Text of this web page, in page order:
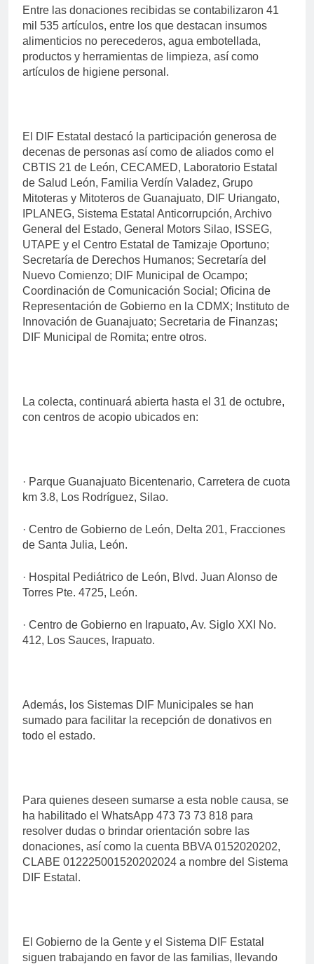
Entre las donaciones recibidas se contabilizaron 41
mil 535 artículos, entre los que destacan insumos
alimenticios no perecederos, agua embotellada,
productos y herramientas de limpieza, así como
artículos de higiene personal.
El DIF Estatal destacó la participación generosa de
decenas de personas así como de aliados como el
CBTIS 21 de León, CECAMED, Laboratorio Estatal
de Salud León, Familia Verdín Valadez, Grupo
Mitoteras y Mitoteros de Guanajuato, DIF Uriangato,
IPLANEG, Sistema Estatal Anticorrupción, Archivo
General del Estado, General Motors Silao, ISSEG,
UTAPE y el Centro Estatal de Tamizaje Oportuno;
Secretaría de Derechos Humanos; Secretaría del
Nuevo Comienzo; DIF Municipal de Ocampo;
Coordinación de Comunicación Social; Oficina de
Representación de Gobierno en la CDMX; Instituto de
Innovación de Guanajuato; Secretaria de Finanzas;
DIF Municipal de Romita; entre otros.
La colecta, continuará abierta hasta el 31 de octubre,
con centros de acopio ubicados en:
· Parque Guanajuato Bicentenario, Carretera de cuota
km 3.8, Los Rodríguez, Silao.
· Centro de Gobierno de León, Delta 201, Fracciones
de Santa Julia, León.
· Hospital Pediátrico de León, Blvd. Juan Alonso de
Torres Pte. 4725, León.
· Centro de Gobierno en Irapuato, Av. Siglo XXI No.
412, Los Sauces, Irapuato.
Además, los Sistemas DIF Municipales se han
sumado para facilitar la recepción de donativos en
todo el estado.
Para quienes deseen sumarse a esta noble causa, se
ha habilitado el WhatsApp 473 73 73 818 para
resolver dudas o brindar orientación sobre las
donaciones, así como la cuenta BBVA 0152020202,
CLABE 012225001520202024 a nombre del Sistema
DIF Estatal.
El Gobierno de la Gente y el Sistema DIF Estatal
siguen trabajando en favor de las familias, llevando